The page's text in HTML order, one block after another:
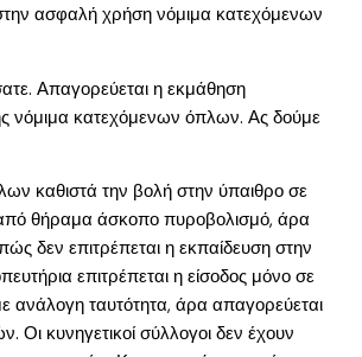
ασφαλή χρήση νόμιμα κατεχόμενων
Απαγορεύεται η εκμάθηση
νόμιμα κατεχόμενων όπλων. Ας δούμε
καθιστά την βολή στην ύπαιθρο σε
από θήραμα άσκοπο πυροβολισμό, άρα
δεν επιτρέπεται η εκπαίδευση στην
επιτρέπεται η είσοδος μόνο σε
ανάλογη ταυτότητα, άρα απαγορεύεται
Οι κυνηγετικοί σύλλογοι δεν έχουν